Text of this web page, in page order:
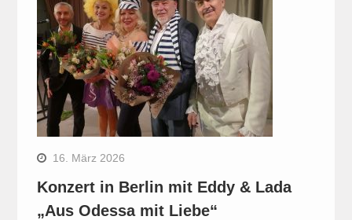
16. März 2026
Konzert in Berlin mit Eddy & Lada
„Aus Odessa mit Liebe“